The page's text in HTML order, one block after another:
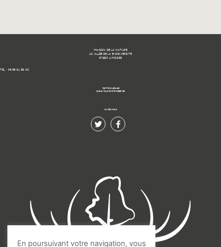
MAISON DE LA NATURE
10, ALLÉE DE LA BIODIVERSITÉ
87280 LIMOGES
TÉL : 05 55 01 39 00
MENTIONS LÉGALES
© 2021 TOUS DROITS RÉSERVÉS.
SUIVEZ-NOUS
En poursuivant votre navigation, vous